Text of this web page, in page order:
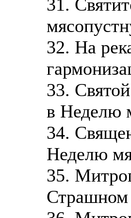
31.
32. На
33.
в Неделю
34.
Неделю
35.
Страшном